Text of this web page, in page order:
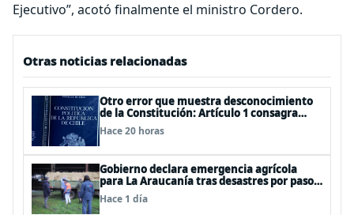
Ejecutivo”, acotó finalmente el ministro Cordero.
Otras noticias relacionadas
Otro error que muestra desconocimiento
de la Constitución: Artículo 1 consagra
resguardar la seguridad nacional y
proteger a los ciudadanos
Hace 20 horas
Gobierno declara emergencia agrícola
para La Araucanía tras desastres por pasos
de sistemas frontales
Hace 1 día